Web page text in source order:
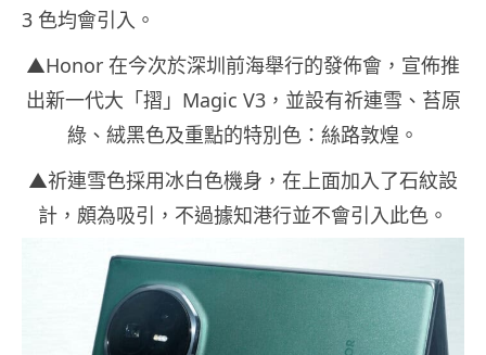
3 色均會引入。
▲Honor 在今次於深圳前海舉行的發佈會，宣佈推
出新一代大「摺」Magic V3，並設有祈連雪、苔原
綠、絨黑色及重點的特別色：絲路敦煌。
▲祈連雪色採用冰白色機身，在上面加入了石紋設
計，頗為吸引，不過據知港行並不會引入此色。